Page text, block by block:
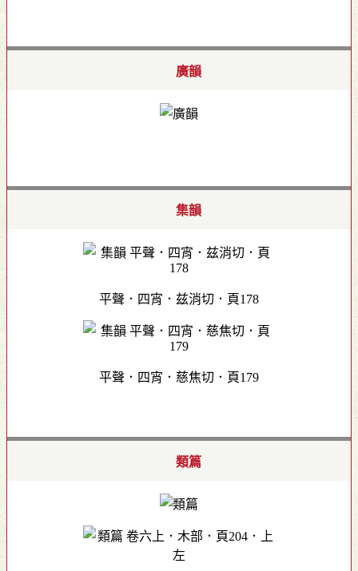
廣韻
集韻
平聲．四宵．兹消切．頁178
平聲．四宵．慈焦切．頁179
類篇